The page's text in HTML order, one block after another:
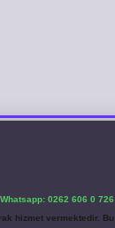
Whatsapp: 0262 606 0 726
hizmet vermektedir.